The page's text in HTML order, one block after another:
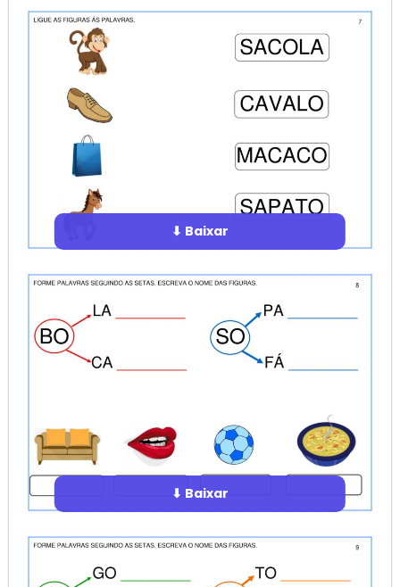
⬇ Baixar
⬇ Baixar